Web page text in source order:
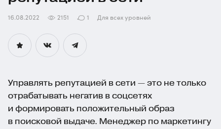
16.08.2022 2151 1 Для всех уровней
Управлять репутацией в сети — это не только
отрабатывать негатив в соцсетях
и формировать положительный образ
в поисковой выдаче. Менеджер по маркетингу